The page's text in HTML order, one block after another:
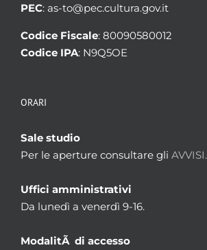
PEC: as-to@pec.cultura.gov.it
Codice Fiscale: 80090580012
Codice IPA: N9Q5OE
ORARI
Sale studio
Per le aperture consultare gli AVVISI.
Uffici amministrativi
Da lunedì a venerdì 9-16.
ModalitÃ di accesso